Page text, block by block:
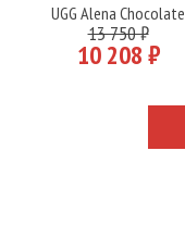
UGG Alena Chocolate
13 750 ₽
10 208 ₽